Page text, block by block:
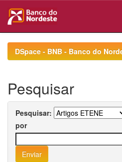
navigationDSpace - BNB - Banco do
Pesquisar
Pesquisar:
por